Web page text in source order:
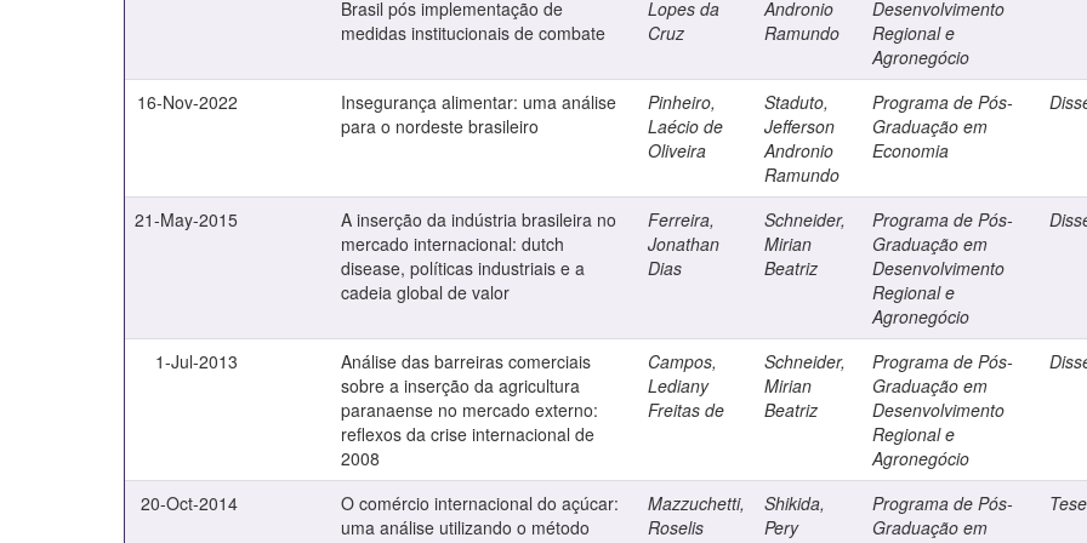
Brasil pós implementação de
medidas institucionais de combate
Lopes da
Cruz
Andronio
Ramundo
Desenvolvimento
Regional e
Agronegócio
16-Nov-2022
Insegurança alimentar: uma análise
para o nordeste brasileiro
Pinheiro,
Laécio de
Oliveira
Staduto,
Jefferson
Andronio
Ramundo
Programa de Pós-
Graduação em
Economia
21-May-2015
A inserção da indústria brasileira no
mercado internacional: dutch
disease, políticas industriais e a
cadeia global de valor
Ferreira,
Jonathan
Dias
Schneider,
Mirian
Beatriz
Programa de Pós-
Graduação em
Desenvolvimento
Regional e
Agronegócio
1-Jul-2013
Análise das barreiras comerciais
sobre a inserção da agricultura
paranaense no mercado externo:
reflexos da crise internacional de
2008
Campos,
Lediany
Freitas de
Schneider,
Mirian
Beatriz
Programa de Pós-
Graduação em
Desenvolvimento
Regional e
Agronegócio
20-Oct-2014
O comércio internacional do açúcar:
uma análise utilizando o método
Mazzuchetti,
Roselis
Shikida,
Pery
Programa de Pós-
Graduação em
Tese